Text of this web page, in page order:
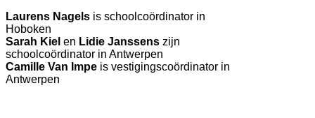
Laurens Nagels is schoolcoördinator in
Hoboken
Sarah Kiel en Lidie Janssens zijn
schoolcoördinator in Antwerpen
Camille Van Impe is vestigingscoördinator in
Antwerpen